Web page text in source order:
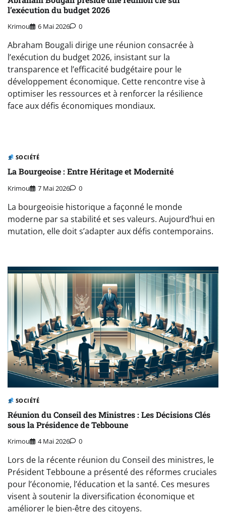
l’exécution du budget 2026
Krimou 6 Mai 2026 0
Abraham Bougali dirige une réunion consacrée à
l’exécution du budget 2026, insistant sur la
transparence et l’efficacité budgétaire pour le
développement économique. Cette rencontre vise à
optimiser les ressources et à renforcer la résilience
face aux défis économiques mondiaux.
SOCIÉTÉ
La Bourgeoise : Entre Héritage et Modernité
Krimou 7 Mai 2026 0
La bourgeoisie historique a façonné le monde
moderne par sa stabilité et ses valeurs. Aujourd’hui en
mutation, elle doit s’adapter aux défis contemporains.
SOCIÉTÉ
Réunion du Conseil des Ministres : Les Décisions Clés
sous la Présidence de Tebboune
Krimou 4 Mai 2026 0
Lors de la récente réunion du Conseil des ministres, le
Président Tebboune a présenté des réformes cruciales
pour l’économie, l’éducation et la santé. Ces mesures
visent à soutenir la diversification économique et
améliorer le bien-être des citoyens.